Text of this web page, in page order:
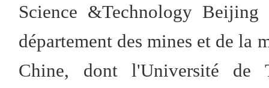
Science &Technology
département des mines et de la
Chine, dont l'Université de